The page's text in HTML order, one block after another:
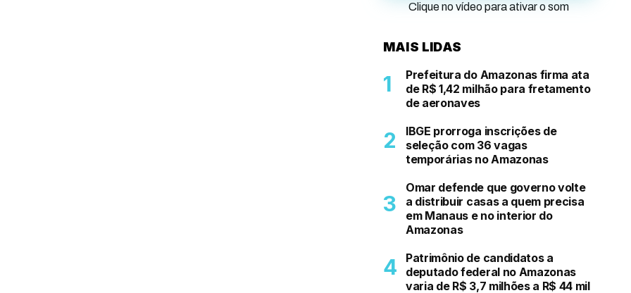
Clique no vídeo para ativar o som
MAIS LIDAS
Prefeitura do Amazonas firma ata
de R$ 1,42 milhão para fretamento
de aeronaves
IBGE prorroga inscrições de
seleção com 36 vagas
temporárias no Amazonas
Omar defende que governo volte
a distribuir casas a quem precisa
em Manaus e no interior do
Amazonas
Patrimônio de candidatos a
deputado federal no Amazonas
varia de R$ 3,7 milhões a R$ 44 mil